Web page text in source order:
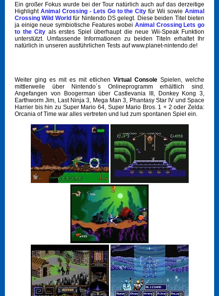
Ein großer Fokus wurde bei der Tour natürlich auch auf das derzeitige
Highlight Animal Crossing - Lets Go to the City für Wii sowieAnimal
Crossing Wild Worldfür Nintendo DS gelegt. Diese beiden Titel bieten
ja einige neue symbiotische Features wobei Animal Crossing Lets go
to the City als erstes Spiel überhaupt die neue Wii-Speak Funktion
unterstützt. Umfassende Informationen zu beiden Titeln erhaltet Ihr
natürlich in unseren ausführlichen Tests auf www.planet-nintendo.de!
Weiter ging es mit es mit etlichen Virtual Console Spielen, welche
mittlerweile über Nintendo´s Onlineprogramm erhältlich sind.
Angefangen von Boogerman über Castlevania III, Donkey Kong 3,
Earthworm Jim, Last Ninja 3, Mega Man 3, Phantasy Star IV und Space
Harrier bis hin zu Super Mario 64, Super Mario Bros. 1 + 2 oder Zelda:
Orcania of Time war alles vertreten und lud zum spontanen Spiel ein.